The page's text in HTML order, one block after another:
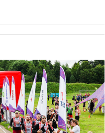
обсуждают эксперимент по
вчера, 20:45Матвиенко:
россиянам могут
рекомендовать не посещать
Армению
вчера, 20:35 ПВО за день
сбила еще 281 украинский
беспилотник над Россией